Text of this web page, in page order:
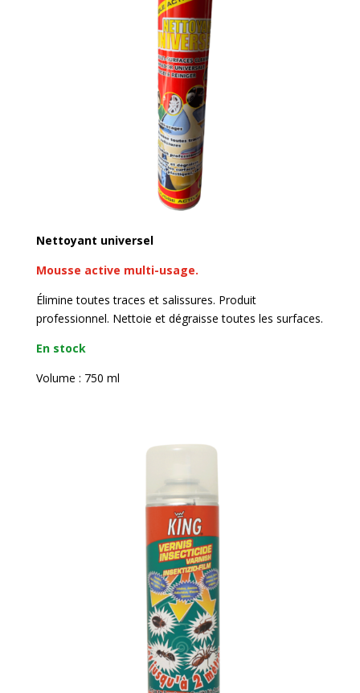
Nettoyant universel
Mousse active multi-usage.
Élimine toutes traces et salissures. Produit
professionnel. Nettoie et dégraisse toutes les surfaces.
En stock
Volume : 750 ml